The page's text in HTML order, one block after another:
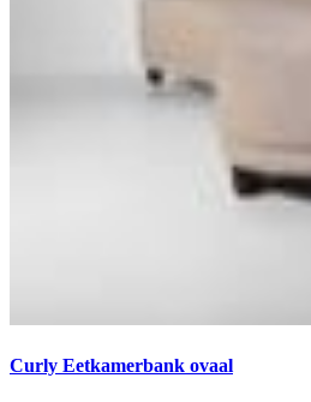
Curly Eetkamerbank ovaal